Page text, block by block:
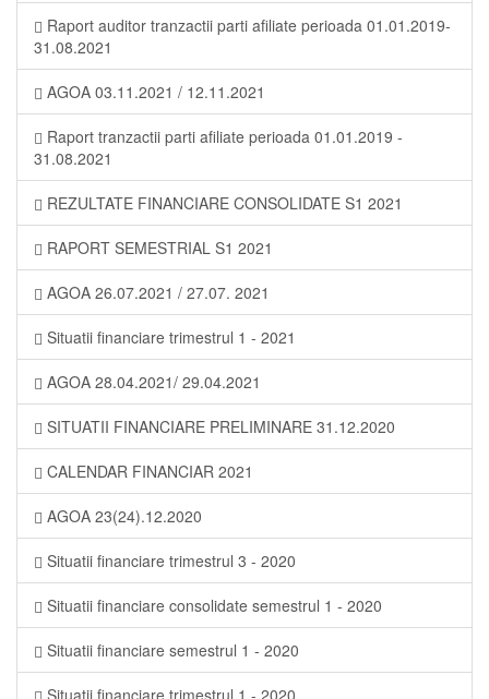
Raport auditor tranzactii parti afiliate perioada 01.01.2019-
31.08.2021
AGOA 03.11.2021 / 12.11.2021
Raport tranzactii parti afiliate perioada 01.01.2019 -
31.08.2021
REZULTATE FINANCIARE CONSOLIDATE S1 2021
RAPORT SEMESTRIAL S1 2021
AGOA 26.07.2021 / 27.07. 2021
Situatii financiare trimestrul 1 - 2021
AGOA 28.04.2021/ 29.04.2021
SITUATII FINANCIARE PRELIMINARE 31.12.2020
CALENDAR FINANCIAR 2021
AGOA 23(24).12.2020
Situatii financiare trimestrul 3 - 2020
Situatii financiare consolidate semestrul 1 - 2020
Situatii financiare semestrul 1 - 2020
Situatii financiare trimestrul 1 - 2020